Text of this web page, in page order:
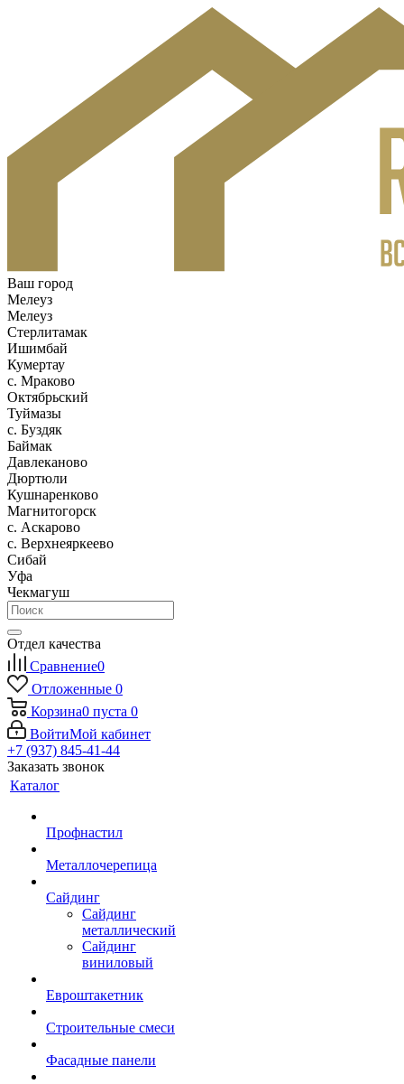
Ваш город
Мелеуз
Мелеуз
Стерлитамак
Ишимбай
Кумертау
c. Мраково
Октябрьский
Туймазы
c. Буздяк
Баймак
Давлеканово
Дюртюли
Кушнаренково
Магнитогорск
с. Аскарово
с. Верхнеяркеево
Сибай
Уфа
Чекмагуш
Отдел качества
Сравнение0
Отложенные 0
Корзина0 пуста 0
ВойтиМой кабинет
+7 (937) 845-41-44
Заказать звонок
Каталог
Профнастил
Металлочерепица
Сайдинг
Сайдинг
металлический
Сайдинг
виниловый
Евроштакетник
Строительные смеси
Фасадные панели